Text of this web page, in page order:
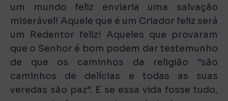
um mundo feliz enviaria uma salvação
miserável! Aquele que é um Criador feliz será
um Redentor feliz! Aqueles que provaram
que o Senhor é bom podem dar testemunho
de que os caminhos da religião “são
caminhos de delícias e todas as suas
veredas são paz”. E se essa vida fosse tudo,